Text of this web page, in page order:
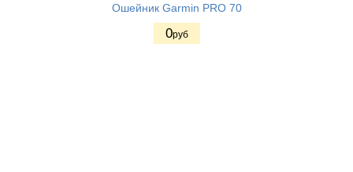
Ошейник Garmin PRO 70
0руб